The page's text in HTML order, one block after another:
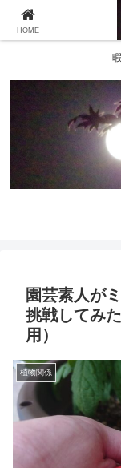
園芸素人が
挑戦してみ
用）
植物関係
HOME